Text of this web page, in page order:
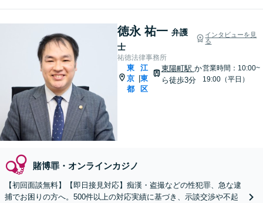
徳永 祐一 弁護
士
インタビューを見
る
祐徳法律事務所
東
京
都
江
東
区
東陽町駅 か
ら徒歩3分
営業時間：10:00~
19:00（平日）
賭博罪・オンラインカジノ
【初回面談無料】【即日接見対応】痴漢・盗撮などの性犯罪、急な逮
捕でお困りの方へ。500件以上の対応実績に基づき、示談交渉や不起